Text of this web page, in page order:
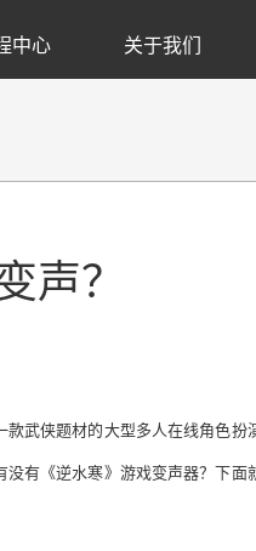
中心 关于我们
声？
武侠题材的大型多人在线角色扮
有《逆水寒》游戏变声器？下面